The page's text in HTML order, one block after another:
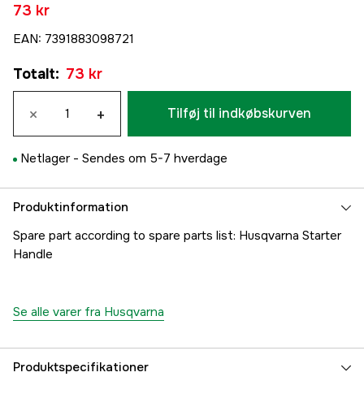
73 kr
EAN: 7391883098721
Totalt: 73 kr
× + Tilføj til indkøbskurven
Netlager - Sendes om 5-7 hverdage
Produktinformation
Spare part according to spare parts list: Husqvarna Starter
Handle
Se alle varer fra Husqvarna
Produktspecifikationer